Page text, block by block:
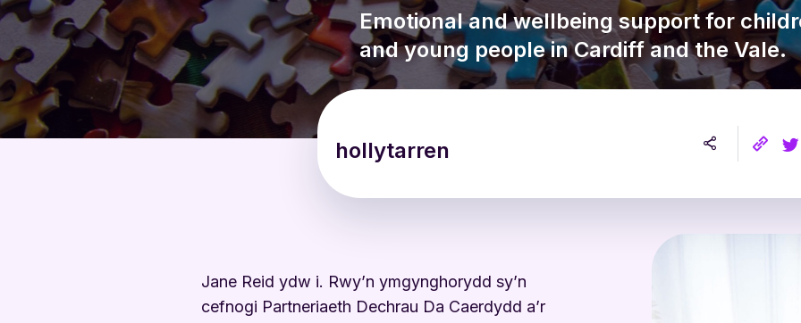
Emotional and wellbeing support for
and young people in Cardiff and the Vale.
hollytarren
Jane Reid ydw i. Rwy’n ymgynghorydd sy’n
cefnogi Partneriaeth Dechrau Da Caerdydd a’r